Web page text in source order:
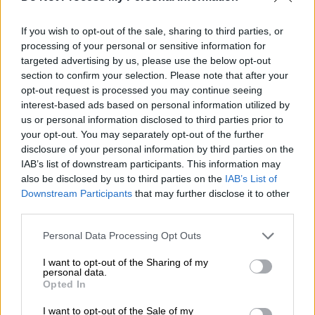
If you wish to opt-out of the sale, sharing to third parties, or
processing of your personal or sensitive information for
targeted advertising by us, please use the below opt-out
section to confirm your selection. Please note that after your
opt-out request is processed you may continue seeing
interest-based ads based on personal information utilized by
us or personal information disclosed to third parties prior to
your opt-out. You may separately opt-out of the further
disclosure of your personal information by third parties on the
IAB’s list of downstream participants. This information may
also be disclosed by us to third parties on the IAB’s List of
Downstream Participants that may further disclose it to other
Please note that this website/app uses one or more Google
not limited to your visit or usage behaviour. You may click to
grant or deny consent to Google and its third-party tags to
use your data for below specified purposes in below Google
consent section.
Personal Data Processing Opt Outs
I want to opt-out of the Sharing of my
personal data.
Opted In
I want to opt-out of the Sale of my
και γουρουνοπούλα!
H απίστευτη τιμή του
Η γαλλική μάρκα πολυτελείαςS.T. Dupont
άρχισε να εργάζεται πάνω στον αναπτήρα
Louis XIII Fleur de Parmeμετά από ειδικό
αίτημα του Steven Hung, ενός
είχε πολύ συγκεκριμένες απαιτήσεις που
έκαναν προφανές στη Dupont ότι το έργο
αυτό θα μπορούσε να πραγματοποιηθεί μόνο